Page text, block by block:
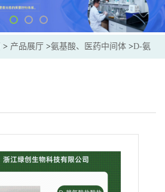
> 产品展厅 >氨基酸、医药中间体 >D-氨